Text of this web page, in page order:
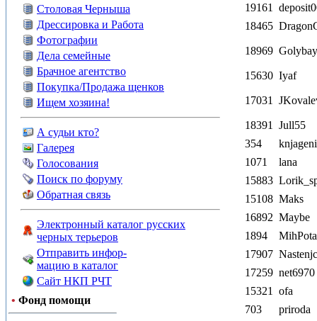
Столовая Черныша
Дрессировка и Работа
Фотографии
Дела семейные
Брачное агентство
Покупка/Продажа щенков
Ищем хозяина!
А судьи кто?
Галерея
Голосования
Поиск по форуму
Обратная связь
Электронный каталог русских
черных терьеров
Отправить инфор-
мацию в каталог
Сайт НКП РЧТ
• Фонд помощи
19161
18465
18969
15630 Iyaf
17031
18391
Jull55
354
1071
lana
15883
15108 Maks
16892 Maybe
1894
17907
17259 net6970
15321
ofa
703
priroda